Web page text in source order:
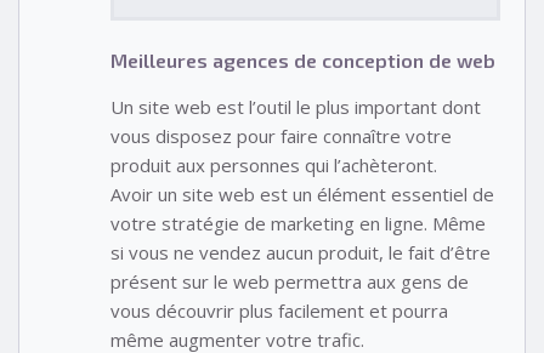
Meilleures agences de conception de web
Un site web est l’outil le plus important dont
vous disposez pour faire connaître votre
produit aux personnes qui l’achèteront.
Avoir un site web est un élément essentiel de
votre stratégie de marketing en ligne. Même
si vous ne vendez aucun produit, le fait d’être
présent sur le web permettra aux gens de
vous découvrir plus facilement et pourra
même augmenter votre trafic.